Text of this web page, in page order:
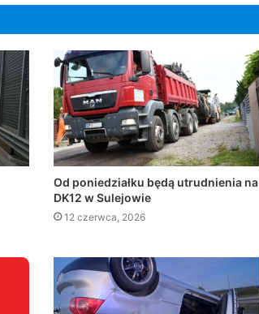
Od poniedziałku będą utrudnienia na
DK12 w Sulejowie
12 czerwca, 2026